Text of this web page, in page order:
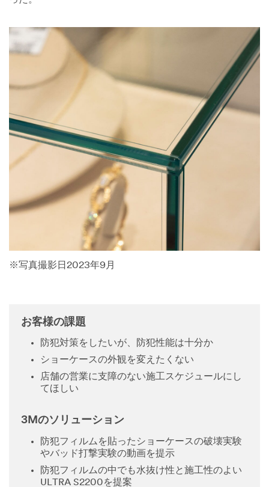
※写真撮影日2023年9月
お客様の課題
防犯対策をしたいが、防犯性能は十分か
ショーケースの外観を変えたくない
店舗の営業に支障のない施工スケジュールにし
てほしい
3Mのソリューション
防犯フィルムを貼ったショーケースの破壊実験
やバッド打撃実験の動画を提示
防犯フィルムの中でも水抜け性と施工性のよい
ULTRA S2200を提案